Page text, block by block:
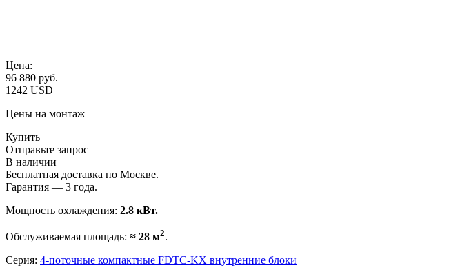
Цена:
96 880 руб.
1242 USD
Цены на монтаж
Купить
Отправьте запрос
В наличии
Бесплатная доставка по Москве.
Гарантия — 3 года.
Мощность охлаждения: 2.8 кВт.
Обслуживаемая площадь: ≈ 28 м2.
Серия: 4-поточные компактные FDTC-KX внутренние блоки